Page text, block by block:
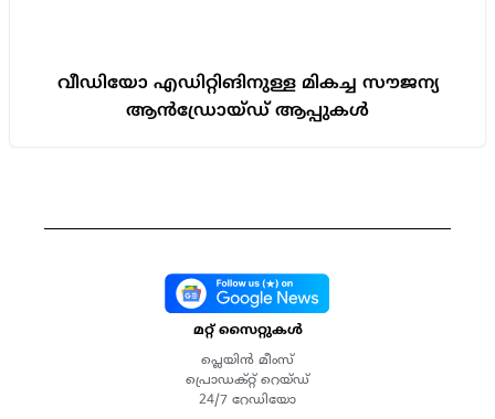
വീഡിയോ എഡിറ്റിങിനുള്ള മികച്ച സൗജന്യ
ആൻഡ്രോയ്ഡ് ആപ്പുകൾ
മറ്റ് സൈറ്റുകൾ
പ്ലെയിൻ മീംസ്
പ്രൊഡക്റ്റ് റെയ്ഡ്
24/7 റേഡിയോ